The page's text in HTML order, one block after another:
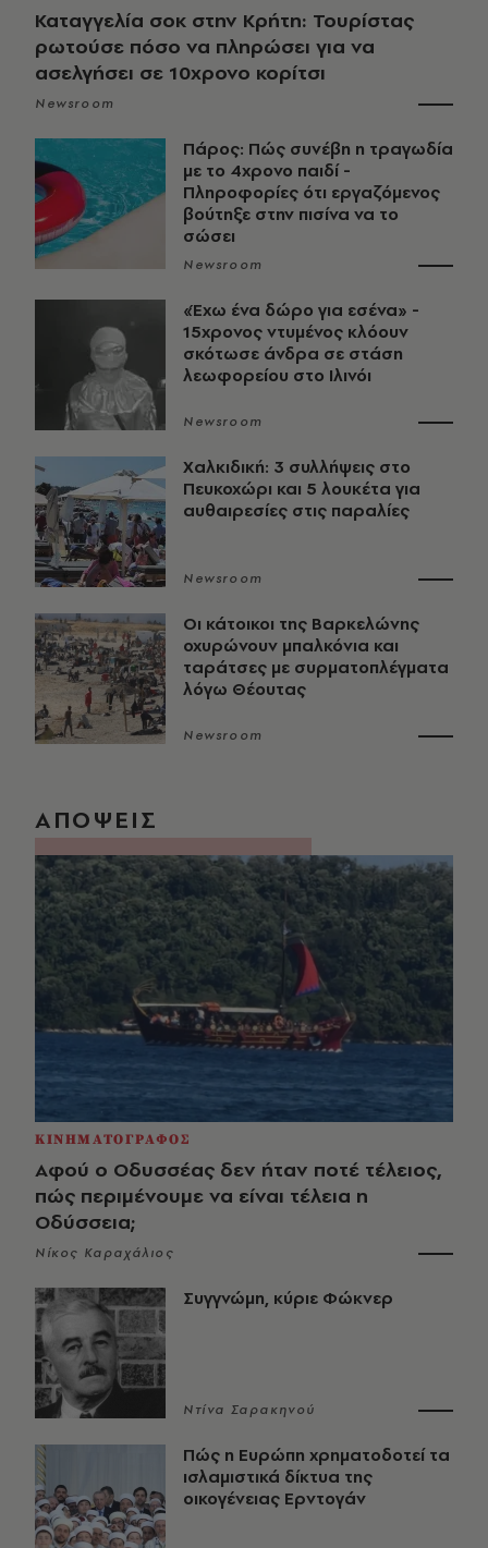
Καταγγελία σοκ στην Κρήτη: Τουρίστας
ρωτούσε πόσο να πληρώσει για να
ασελγήσει σε 10χρονο κορίτσι
Newsroom
Πάρος: Πώς συνέβη η τραγωδία
με το 4χρονο παιδί -
Πληροφορίες ότι εργαζόμενος
βούτηξε στην πισίνα να το
σώσει
Newsroom
«Έχω ένα δώρο για εσένα» -
15χρονος ντυμένος κλόουν
σκότωσε άνδρα σε στάση
λεωφορείου στο Ιλινόι
Newsroom
Χαλκιδική: 3 συλλήψεις στο
Πευκοχώρι και 5 λουκέτα για
αυθαιρεσίες στις παραλίες
Newsroom
Οι κάτοικοι της Βαρκελώνης
οχυρώνουν μπαλκόνια και
ταράτσες με συρματοπλέγματα
λόγω Θέουτας
Newsroom
ΑΠΟΨΕΙΣ
ΚΙΝΗΜΑΤΟΓΡΑΦΟΣ
Αφού ο Οδυσσέας δεν ήταν ποτέ τέλειος,
πώς περιμένουμε να είναι τέλεια η
Οδύσσεια;
Νίκος Καραχάλιος
Συγγνώμη, κύριε Φώκνερ
Ντίνα Σαρακηνού
Πώς η Ευρώπη χρηματοδοτεί τα
ισλαμιστικά δίκτυα της
οικογένειας Ερντογάν